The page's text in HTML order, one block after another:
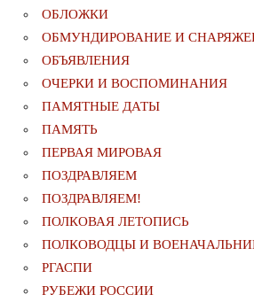
ОБЛОЖКИ
ОБМУНДИРОВАНИЕ И
ОБЪЯВЛЕНИЯ
ОЧЕРКИ И ВОСПОМИНАНИЯ
ПАМЯТНЫЕ ДАТЫ
ПАМЯТЬ
ПЕРВАЯ МИРОВАЯ
ПОЗДРАВЛЯЕМ
ПОЗДРАВЛЯЕМ!
ПОЛКОВАЯ ЛЕТОПИСЬ
ПОЛКОВОДЦЫ И
РГАСПИ
РУБЕЖИ РОССИИ